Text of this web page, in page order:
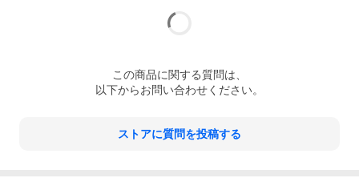
この商品に関する質問は、
以下からお問い合わせください。
ストアに質問を投稿する